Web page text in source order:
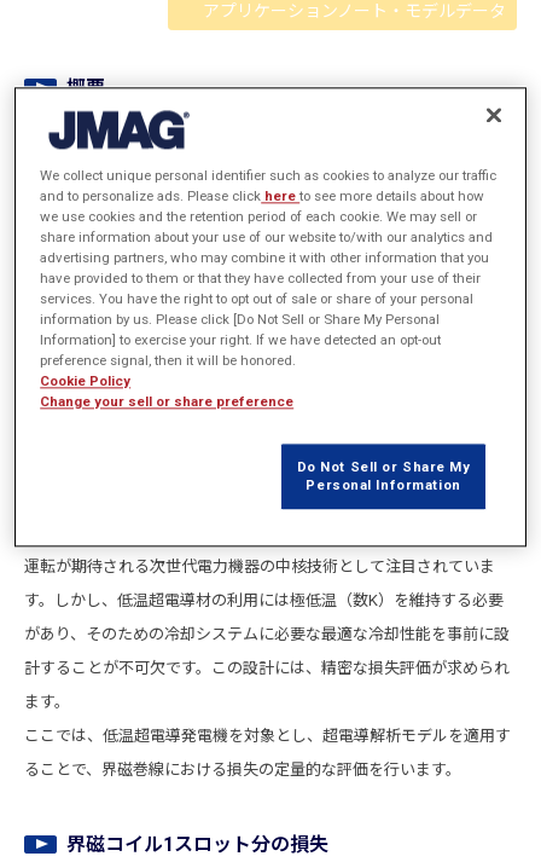
アプリケーションノート・モデルデータ
概要
運転が期待される次世代電力機器の中核技術として注目されていま
す。しかし、低温超電導材の利用には極低温（数K）を維持する必要
があり、そのための冷却システムに必要な最適な冷却性能を事前に設
計することが不可欠です。この設計には、精密な損失評価が求められ
ます。
ここでは、低温超電導発電機を対象とし、超電導解析モデルを適用す
ることで、界磁巻線における損失の定量的な評価を行います。
界磁コイル1スロット分の損失
We collect unique personal identifier such as cookies to analyze our traffic
and to personalize ads. Please click hereto see more details about how
we use cookies and the retention period of each cookie. We may sell or
share information about your use of our website to/with our analytics and
advertising partners, who may combine it with other information that you
have provided to them or that they have collected from your use of their
services. You have the right to opt out of sale or share of your personal
information by us. Please click [Do Not Sell or Share My Personal
Information] to exercise your right. If we have detected an opt-out
preference signal, then it will be honored.
Cookie Policy
Change your sell or share preference
Do Not Sell or Share My
Personal Information